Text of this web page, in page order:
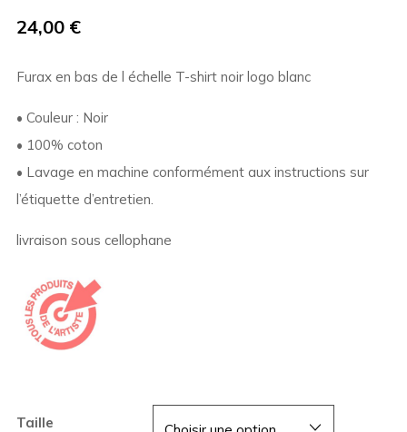
24,00 €
Furax en bas de l échelle T-shirt noir logo blanc
• Couleur : Noir
• 100% coton
• Lavage en machine conformément aux instructions sur
l’étiquette d’entretien.
livraison sous cellophane
Taille